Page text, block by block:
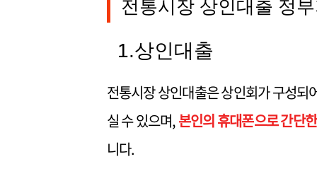
전통시장 상인대출 정
1.상인대출
전통시장 상인대출은 상인회가 구성되
실 수 있으며,본인의 휴대폰으로 간단
니다.